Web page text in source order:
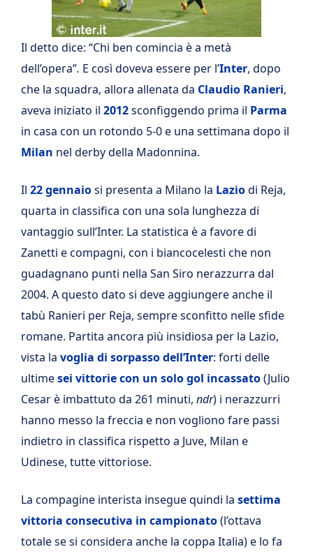
Il detto dice: “Chi ben comincia è a metà
dell’opera”. E così doveva essere per l’Inter, dopo
che la squadra, allora allenata da Claudio Ranieri,
aveva iniziato il 2012sconfiggendo prima il Parma
in casa con un rotondo 5-0 e una settimana dopo il
Milan nel derby della Madonnina.
Il 22 gennaiosi presenta a Milano la Laziodi Reja,
quarta in classifica con una sola lunghezza di
vantaggio sull’Inter. La statistica è a favore di
Zanetti e compagni, con i biancocelesti che non
guadagnano punti nella San Siro nerazzurra dal
2004. A questo dato si deve aggiungere anche il
tabù Ranieri per Reja, sempre sconfitto nelle sfide
romane. Partita ancora più insidiosa per la Lazio,
vista la voglia di sorpasso dell’Inter: forti delle
ultimesei vittorie con un solo gol incassato(Julio
Cesar è imbattuto da 261 minuti, ndr) i nerazzurri
hanno messo la freccia e non vogliono fare passi
indietro in classifica rispetto a Juve, Milan e
Udinese, tutte vittoriose.
La compagine interista insegue quindi la settima
vittoria consecutiva in campionato(l’ottava
totale se si considera anche la coppa Italia) e lo fa